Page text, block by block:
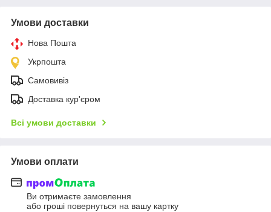
Умови доставки
Нова Пошта
Укрпошта
Самовивіз
Доставка кур'єром
Всі умови доставки
Умови оплати
Ви отримаєте замовлення
або гроші повернуться на вашу картку